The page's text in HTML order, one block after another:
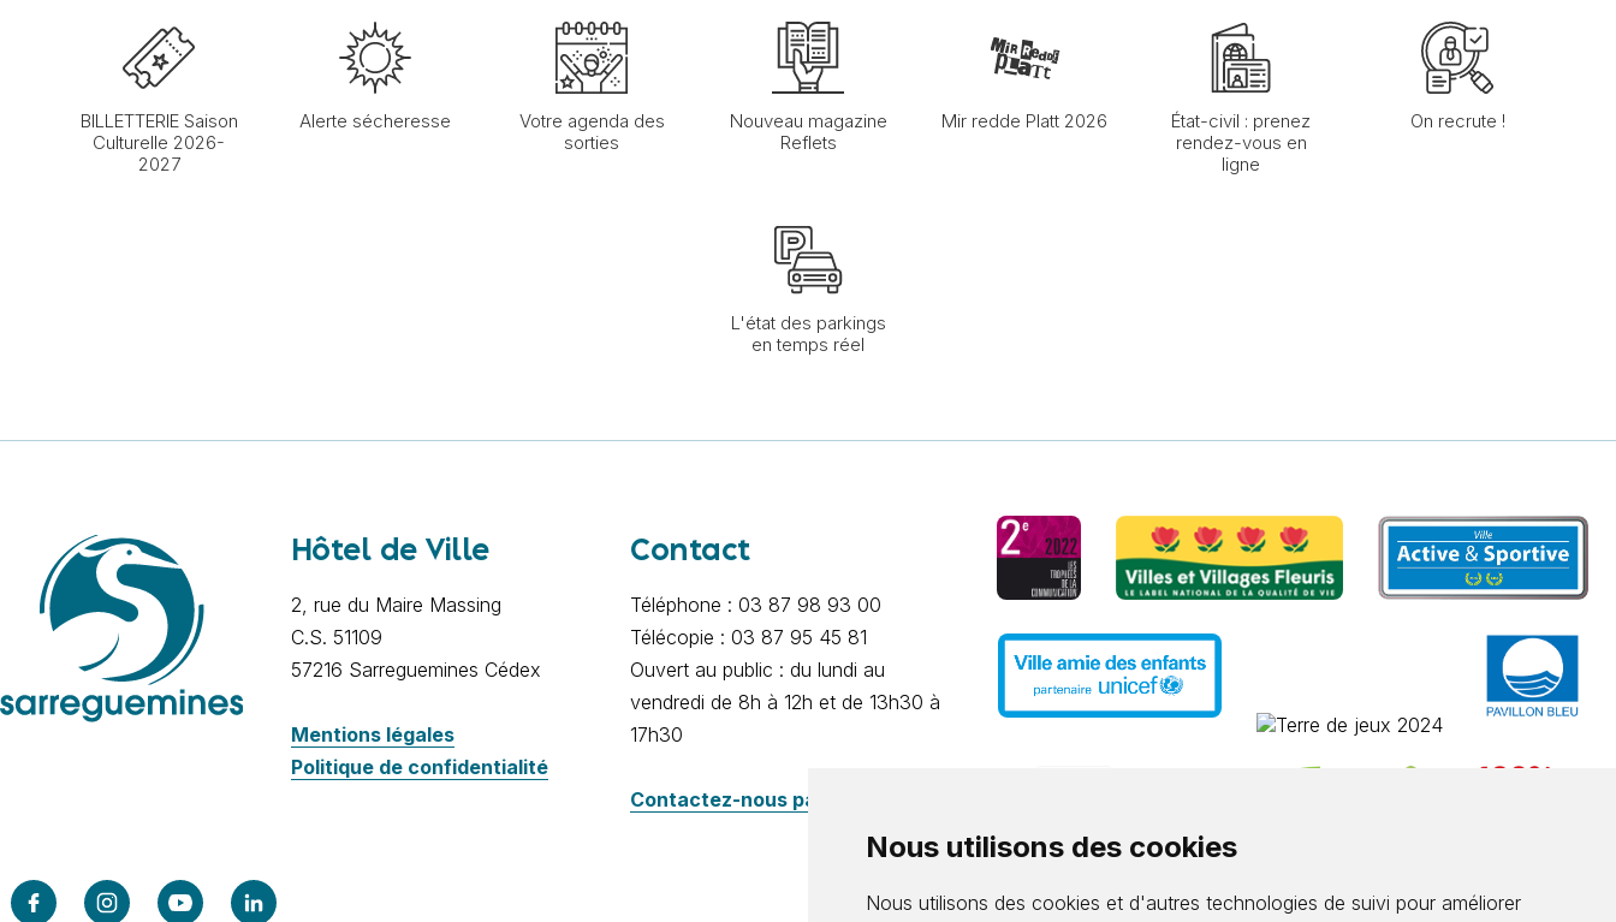
Nous utilisons des cookies
Nous utilisons des cookies et d'autres technologies de suivi pour améliorer
BILLETTERIE Saison
Culturelle 2026-
2027
Alerte sécheresse
Votre agenda des
sorties
Nouveau magazine
Reflets
Mir redde Platt 2026
État-civil : prenez
rendez-vous en
ligne
On recrute !
L'état des parkings
en temps réel
Hôtel de Ville
2, rue du Maire Massing
C.S. 51109
57216 Sarreguemines Cédex
Mentions légales
Politique de confidentialité
Contact
Téléphone : 03 87 98 93 00
Télécopie : 03 87 95 45 81
Ouvert au public : du lundi au
vendredi de 8h à 12h et de 13h30 à
17h30
Contactez-nous par e-mail